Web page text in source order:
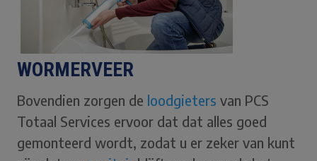
WORMERVEER
Bovendien zorgen de loodgieters van PCS
Totaal Services ervoor dat dat alles goed
gemonteerd wordt, zodat u er zeker van kunt